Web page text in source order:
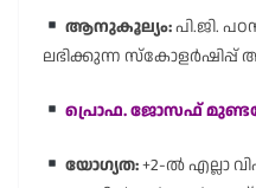
ആനുകൂല്യം:പി.ജി.
ലഭിക്കുന്ന
പ്രൊഫ. ജോസഫ്
യോഗ്യത:+2-ൽ എല്ലാ